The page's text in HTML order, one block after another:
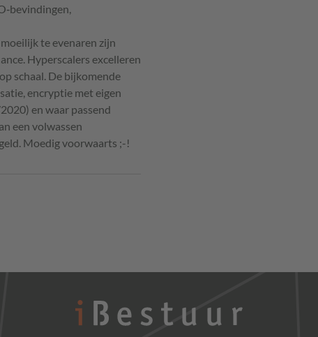
te evenaren zijn
Hyperscalers excelleren
schaal. De bijkomende
encryptie met eigen
en waar passend
een volwassen
Moedig voorwaarts ;-!